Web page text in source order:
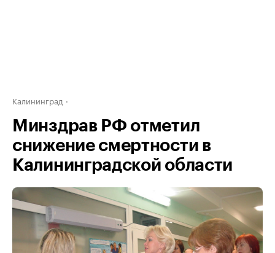
Калининград
Минздрав РФ отметил
снижение смертности в
Калининградской области